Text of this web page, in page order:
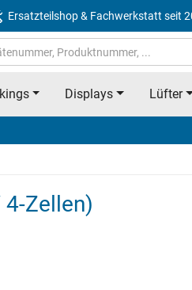
Ersatzteilshop & Fachwerkstatt seit
Displays Lüfter
4-Zellen)